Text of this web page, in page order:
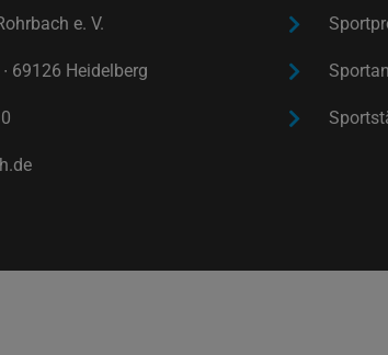
e. V.
69126 Heidelberg